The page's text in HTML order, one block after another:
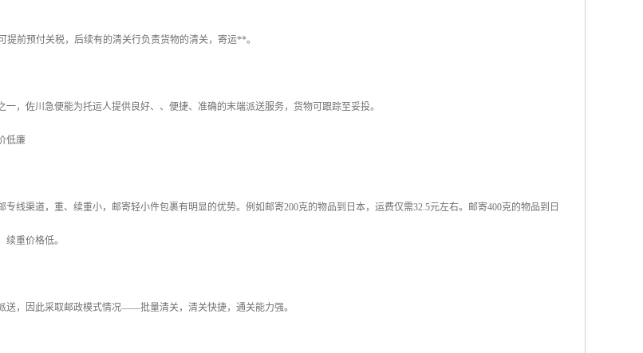
提前预付关税，后续有的清关行负责货物的清关，寄运**。
，佐川急便能为托运人提供良好、、便捷、准确的末端派送服务，货物可跟踪至妥投。
低廉
线渠道，重、续重小，邮寄轻小件包裹有明显的优势。例如邮寄200克的物品到日本，运费仅需32.5元左右。邮寄400克的物品到日
续重价格低。
送，因此采取邮政模式情况——批量清关，清关快捷，通关能力强。